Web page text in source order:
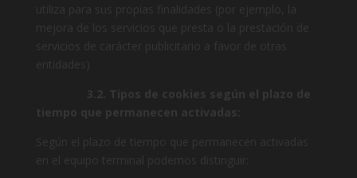
utiliza para sus propias finalidades (por ejemplo, la
mejora de los servicios que presta o la prestación de
servicios de carácter publicitario a favor de otras
entidades)
3.2. Tipos de cookies según el plazo de
tiempo que permanecen activadas:
Según el plazo de tiempo que permanecen activadas
en el equipo terminal podemos distinguir: